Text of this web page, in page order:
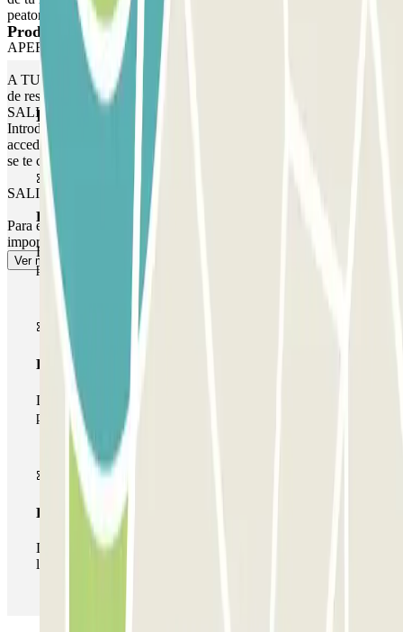
peatonal, consulta nuestro apartado de "Información importante".
APERTURA POR DIGICODE
A TU LLEGADA: Introduce el código que aparece en tu voucher
de reserva. Introduce el código seguido de # en el teclado. AL
SALIR: Introduce el código que aparece en tu voucher de reserva.
Introduce el código seguido de # en el teclado. MARGEN: Puedes
acceder al aparcamiento hasta 30 minutos antes de tu reserva, pero
se te cobrará por este tiempo extra.
SALIDA PEATONAL
Para el acceso peatonal, consulta nuestro apartado de "Información
importante".
Ver más
Productos de Parclick
Productos de Parclick
Pase básico
Durante tu estancia podrás entrar y salir una única vez al
parking
Pase multiparking
Durante tu estancia podrás hacer uso de toda la red de
parkings de este operador disponibles en Parclick.
Pase ilimitado
Durante tu estancia podrás entrar y salir del parking todas
las veces que quieras.